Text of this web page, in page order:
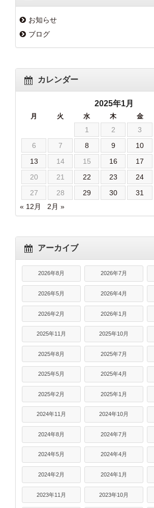
お知らせ
ブログ
カレンダー
2025年1月
月 火 水 木 金
1 2 3
6
7 8 9 10
13
14 15 16 17
20
21 22 23 24
27
28 29 30
31
« 12月
2月 »
アーカイブ
2026年8月 2026年7月
2026年5月 2026年4月
2026年2月 2026年1月
2025年11月 2025年10月
2025年8月 2025年7月
2025年5月 2025年4月
2025年2月 2025年1月
2024年11月 2024年10月
2024年8月 2024年7月
2024年5月 2024年4月
2024年2月 2024年1月
2023年11月 2023年10月